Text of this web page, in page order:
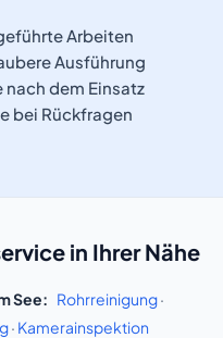
Arbeiten
Ausführung
dem Einsatz
bei Rückfragen
in Ihrer Nähe
See: Rohrreinigung·
· Kamerainspektion